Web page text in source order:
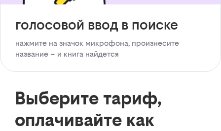
голосовой ввод в поиске
нажмите на значок микрофона, произнесите
название – и книга найдется
Выберите тариф,
оплачивайте как